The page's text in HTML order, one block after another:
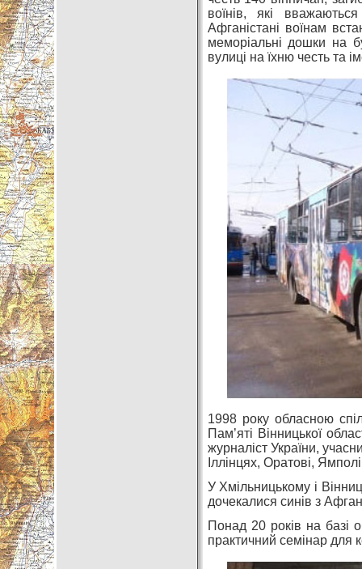
воїнів, які
Афганістані воїнам
меморіальні дошки на
вулиці на їхню честь та
1998 року обласною
Пам’яті Вінницької
журналіст України,
Іллінцях, Оратові,
У Хмільницькому і
дочекалися синів з
Понад 20 років на базі
практичний семінар для